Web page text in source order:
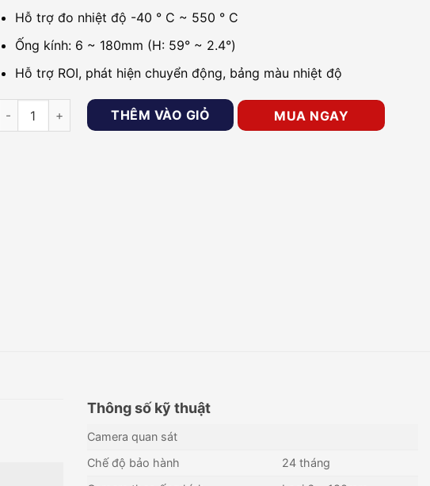
Hỗ trợ đo nhiệt độ -40 ° C ~ 550 ° C
Ống kính: 6 ~ 180mm (H: 59° ~ 2.4°)
Hỗ trợ ROI, phát hiện chuyển động, bảng màu nhiệt độ
Camera IP 2MP cảm biến nhiệt KBVISION KX-F1459TN2 số lượng
THÊM VÀO GIỎ MUA NGAY
Thông số kỹ thuật
Camera quan sát
Chế độ bảo hành
24 tháng